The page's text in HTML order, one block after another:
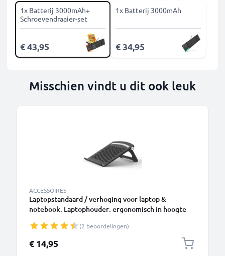
1x Batterij 3000mAh+
Schroevendraaier-set
€ 43,95
1x Batterij 3000mAh
€ 34,95
Misschien vindt u dit ook leuk
ACCESSOIRES
Laptopstandaard / verhoging voor laptop &
notebook. Laptophouder: ergonomisch in hoogte
voor bureau of bank(2 beoordelingen)
€ 14,95